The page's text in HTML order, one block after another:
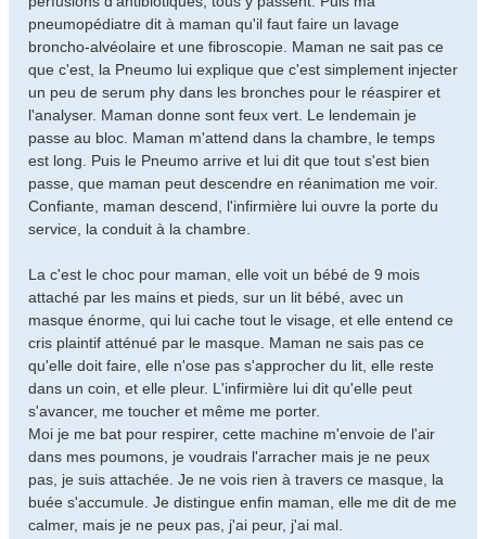
pneumopédiatre dit à maman qu'il faut faire un lavage
broncho-alvéolaire et une fibroscopie. Maman ne sait pas ce
que c'est, la Pneumo lui explique que c'est simplement injecter
un peu de serum phy dans les bronches pour le réaspirer et
l'analyser. Maman donne sont feux vert. Le lendemain je
passe au bloc. Maman m'attend dans la chambre, le temps
est long. Puis le Pneumo arrive et lui dit que tout s'est bien
passe, que maman peut descendre en réanimation me voir.
Confiante, maman descend, l'infirmière lui ouvre la porte du
service, la conduit à la chambre.
La c'est le choc pour maman, elle voit un bébé de 9 mois
attaché par les mains et pieds, sur un lit bébé, avec un
masque énorme, qui lui cache tout le visage, et elle entend ce
cris plaintif atténué par le masque. Maman ne sais pas ce
qu'elle doit faire, elle n'ose pas s'approcher du lit, elle reste
dans un coin, et elle pleur. L'infirmière lui dit qu'elle peut
s'avancer, me toucher et même me porter.
Moi je me bat pour respirer, cette machine m'envoie de l'air
dans mes poumons, je voudrais l'arracher mais je ne peux
pas, je suis attachée. Je ne vois rien à travers ce masque, la
buée s'accumule. Je distingue enfin maman, elle me dit de me
calmer, mais je ne peux pas, j'ai peur, j'ai mal.